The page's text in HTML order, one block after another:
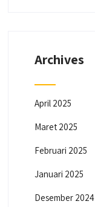
Archives
April 2025
Maret 2025
Februari 2025
Januari 2025
Desember 2024